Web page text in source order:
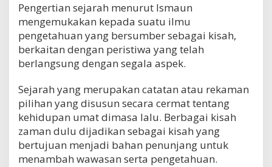
Pengertian sejarah menurut Ismaun
mengemukakan kepada suatu ilmu
pengetahuan yang bersumber sebagai kisah,
berkaitan dengan peristiwa yang telah
berlangsung dengan segala aspek.
Sejarah yang merupakan catatan atau rekaman
pilihan yang disusun secara cermat tentang
kehidupan umat dimasa lalu. Berbagai kisah
zaman dulu dijadikan sebagai kisah yang
bertujuan menjadi bahan penunjang untuk
menambah wawasan serta pengetahuan.